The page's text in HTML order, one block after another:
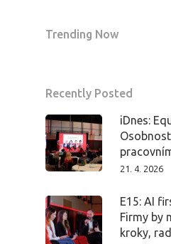
Trending Now
Recently Posted
iDnes:
21. 4. 2026
E15: AI
Firmy by
kroky,